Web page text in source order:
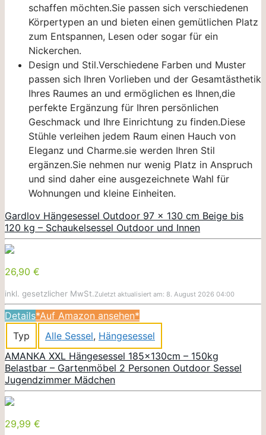
schaffen möchten.Sie passen sich verschiedenen
Körpertypen an und bieten einen gemütlichen Platz
zum Entspannen, Lesen oder sogar für ein
Nickerchen.
Design und Stil.Verschiedene Farben und Muster
passen sich Ihren Vorlieben und der Gesamtästhetik
Ihres Raumes an und ermöglichen es Ihnen,die
perfekte Ergänzung für Ihren persönlichen
Geschmack und Ihre Einrichtung zu finden.Diese
Stühle verleihen jedem Raum einen Hauch von
Eleganz und Charme.sie werden Ihren Stil
ergänzen.Sie nehmen nur wenig Platz in Anspruch
und sind daher eine ausgezeichnete Wahl für
Wohnungen und kleine Einheiten.
Gardlov Hängesessel Outdoor 97 x 130 cm Beige bis
120 kg – Schaukelsessel Outdoor und Innen
26,90 €
inkl. gesetzlicher MwSt.Zuletzt aktualisiert am: 8. August 2026 04:00
Details*Auf Amazon ansehen*
Typ
Alle Sessel, Hängesessel
AMANKA XXL Hängesessel 185x130cm – 150kg
Belastbar – Gartenmöbel 2 Personen Outdoor Sessel
Jugendzimmer Mädchen
29,99 €